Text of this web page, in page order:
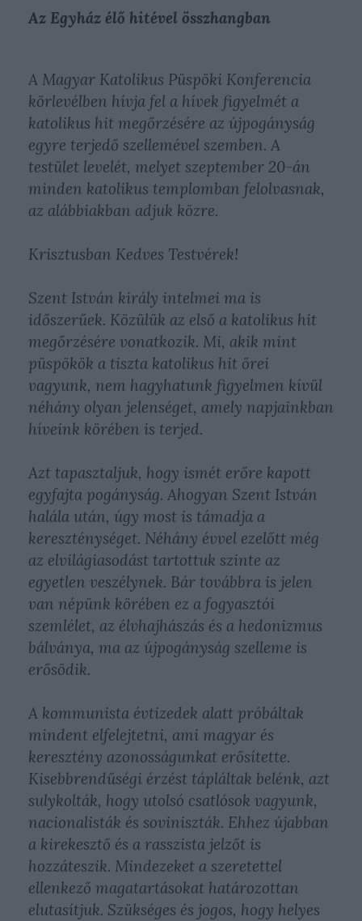
Az Egyház élő hitével összhangban
A Magyar Katolikus Püspöki Konferencia
körlevélben hívja fel a hívek figyelmét a
katolikus hit megőrzésére az újpogányság
egyre terjedő szellemével szemben. A
testület levelét, melyet szeptember 20-án
minden katolikus templomban felolvasnak,
az alábbiakban adjuk közre.
Krisztusban Kedves Testvérek!
Szent István király intelmei ma is
időszerűek. Közülük az első a katolikus hit
megőrzésére vonatkozik. Mi, akik mint
püspökök a tiszta katolikus hit őrei
vagyunk, nem hagyhatunk figyelmen kívül
néhány olyan jelenséget, amely napjainkban
híveink körében is terjed.
Azt tapasztaljuk, hogy ismét erőre kapott
egyfajta pogányság. Ahogyan Szent István
halála után, úgy most is támadja a
kereszténységet. Néhány évvel ezelőtt még
az elvilágiasodást tartottuk szinte az
egyetlen veszélynek. Bár továbbra is jelen
van népünk körében ez a fogyasztói
szemlélet, az élvhajhászás és a hedonizmus
bálványa, ma az újpogányság szelleme is
erősödik.
A kommunista évtizedek alatt próbáltak
mindent elfelejtetni, ami magyar és
keresztény azonosságunkat erősítette.
Kisebbrendűségi érzést tápláltak belénk, azt
sulykolták, hogy utolsó csatlósok vagyunk,
nacionalisták és soviniszták. Ehhez újabban
a kirekesztő és a rasszista jelzőt is
hozzáteszik. Mindezeket a szeretettel
ellenkező magatartásokat határozottan
elutasítjuk. Szükséges és jogos, hogy helyes